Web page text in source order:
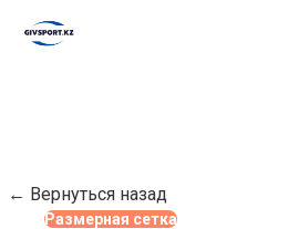
← Вернуться назад
Размерная сетка